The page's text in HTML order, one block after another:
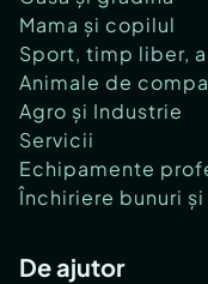
Mama și copilul
Sport, timp liber,
Animale de
Agro și Industrie
Servicii
Echipamente
Închiriere bunuri
De ajutor